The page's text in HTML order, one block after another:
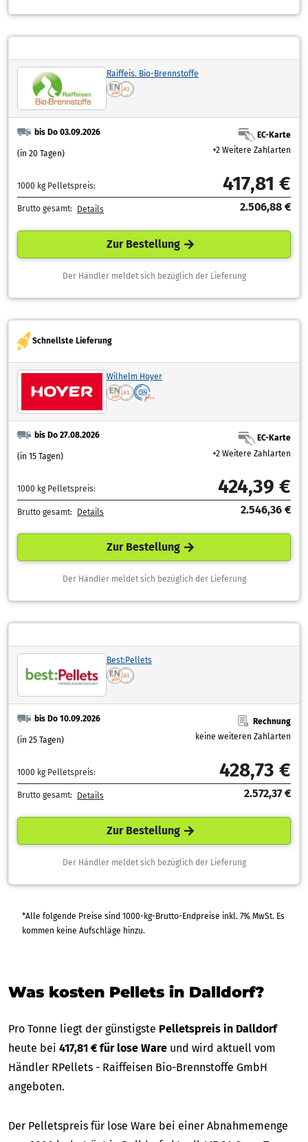
Raiffeis. Bio-Brennstoffe
bis Do 03.09.2026
(in 20 Tagen)
EC-Karte
+2 Weitere Zahlarten
1000 kg Pelletspreis: 417,81 €
Brutto gesamt: Details 2.506,88 €
Zur Bestellung
Der Händler meldet sich bezüglich der Lieferung
Schnellste Lieferung
Wilhelm Hoyer
bis Do 27.08.2026
(in 15 Tagen)
EC-Karte
+2 Weitere Zahlarten
1000 kg Pelletspreis: 424,39 €
Brutto gesamt: Details 2.546,36 €
Zur Bestellung
Der Händler meldet sich bezüglich der Lieferung
Best:Pellets
bis Do 10.09.2026
(in 25 Tagen)
Rechnung
keine weiteren Zahlarten
1000 kg Pelletspreis: 428,73 €
Brutto gesamt: Details 2.572,37 €
Zur Bestellung
Der Händler meldet sich bezüglich der Lieferung
*Alle folgende Preise sind 1000-kg-Brutto-Endpreise inkl. 7% MwSt. Es
kommen keine Aufschläge hinzu.
Was kosten Pellets in Dalldorf?
Pro Tonne liegt der günstigste Pelletspreis in Dalldorf
heute bei 417,81 € für lose Ware und wird aktuell vom
Händler RPellets - Raiffeisen Bio-Brennstoffe GmbH
angeboten.
Der Pelletspreis für lose Ware bei einer Abnahmemenge